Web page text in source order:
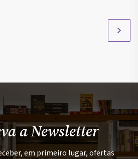
a Newsletter
em primeiro lugar, ofertas